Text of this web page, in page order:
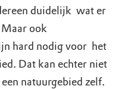
duidelijk wat er
Maar ook
hard nodig voor het
Dat kan echter niet
natuurgebied zelf.